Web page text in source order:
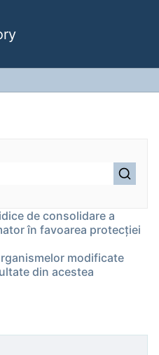
de consolidare a
în favoarea protecției
modificate
din acestea